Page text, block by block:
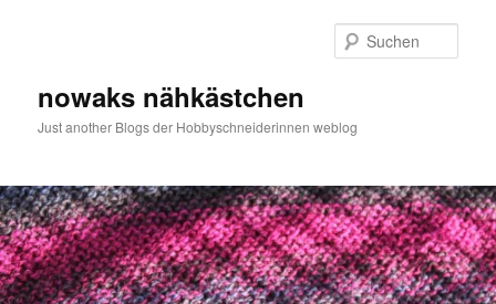
nowaks nähkästchen
Just another Blogs der Hobbyschneiderinnen weblog